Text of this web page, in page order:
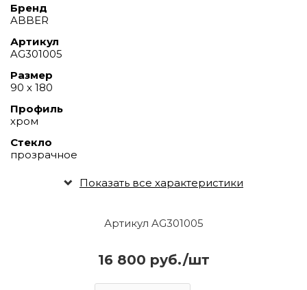
Артикул AG301005
16 800 руб./шт
Бренд
ABBER
Артикул
AG301005
Размер
90 х 180
Профиль
хром
Стекло
прозрачное
Показать все характеристики